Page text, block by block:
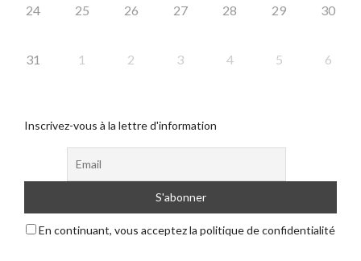
24 25 26 27 28 29 30
31 1 2 3 4 5 6
Inscrivez-vous à la lettre d'information
En continuant, vous acceptez la politique de confidentialité